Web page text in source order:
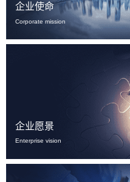
企业使命
Corporate mission
企业愿景
Enterprise vision